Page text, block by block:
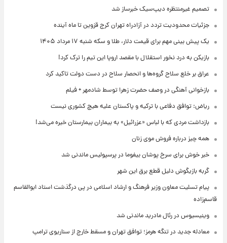
تصمیم غیرمنتظره دیپ‌سیک خبرساز شد
جزئیات محدودیت تردد در آزادراه تهران کرج قزوین تا ماه آینده
یک پیش ‌بینی مهم برای قیمت دلار، طلا و سکه شنبه ۱۷ مرداد ۱۴۰۵
بازیکن به درد نخور استقلال با مقصد اروپا این تیم را ترک کرد!
عراق بر خلع سلاح گروه‌ها و انحصار سلاح در دست دولت تاکید کرد
بازخوانی آهنگی در وصف حضرت زهرا توسط شادمهر + فیلم
ریاض: توافق دفاعی با ترکیه و پاکستان علیه هیچ کشوری نیست
بازداشت مردی که با لباس «عزرائیل» به بیماران بیمارستان خیره می‌شد!
همه چیز درباره فروش موی زنان
خبر خوش برای سرخ پوشان بیفوما در پرسپولیس ماندنی شد
گربه بازیگوش دلیل قطع برق این شهر
پیام تسلیت معاون وزیر فرهنگ و ارشاد اسلامی در پی درگذشت استاد ابوالقاسم
قاسم‌زاده
وینیسیوس در رئال مادرید ماندنی شد
معادله جدید در تنگه هرمز؛ توافق تهران و مسقط خارج از سناریوی ترامپ